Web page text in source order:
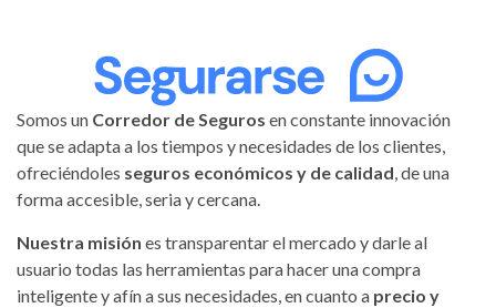
Somos un Corredor de Seguros en constante innovación
que se adapta a los tiempos y necesidades de los clientes,
ofreciéndoles seguros económicos y de calidad, de una
forma accesible, seria y cercana.
Nuestra misión es transparentar el mercado y darle al
usuario todas las herramientas para hacer una compra
inteligente y afín a sus necesidades, en cuanto a precio y